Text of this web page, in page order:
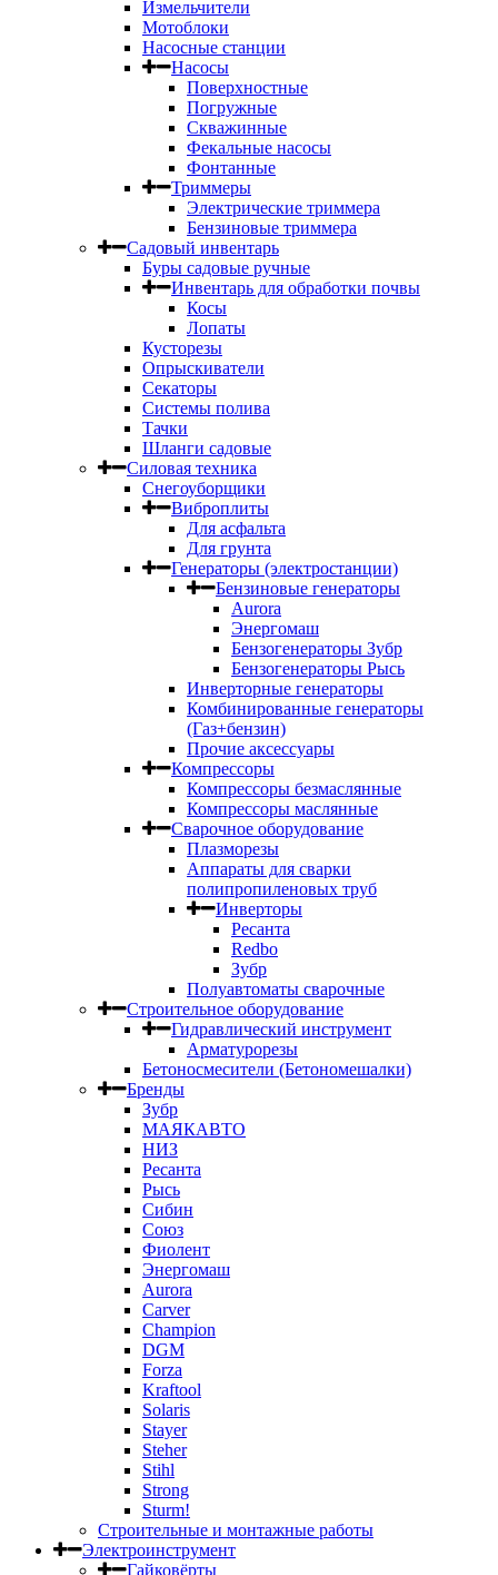
Измельчители
Мотоблоки
Насосные станции
Насосы
Поверхностные
Погружные
Скважинные
Фекальные насосы
Фонтанные
Триммеры
Электрические триммера
Бензиновые триммера
Садовый инвентарь
Буры садовые ручные
Инвентарь для обработки почвы
Косы
Лопаты
Кусторезы
Опрыскиватели
Секаторы
Системы полива
Тачки
Шланги садовые
Силовая техника
Снегоуборщики
Виброплиты
Для асфальта
Для грунта
Генераторы (электростанции)
Бензиновые генераторы
Aurora
Энергомаш
Бензогенераторы Зубр
Бензогенераторы Рысь
Инверторные генераторы
Комбинированные генераторы
(Газ+бензин)
Прочие аксессуары
Компрессоры
Компрессоры безмаслянные
Компрессоры маслянные
Сварочное оборудование
Плазморезы
Аппараты для сварки
полипропиленовых труб
Инверторы
Ресанта
Redbo
Зубр
Полуавтоматы сварочные
Строительное оборудование
Гидравлический инструмент
Арматурорезы
Бетоносмесители (Бетономешалки)
Бренды
Зубр
МАЯКАВТО
НИЗ
Ресанта
Рысь
Сибин
Союз
Фиолент
Энергомаш
Aurora
Carver
Champion
DGM
Forza
Kraftool
Solaris
Stayer
Steher
Stihl
Strong
Sturm!
Строительные и монтажные работы
Электроинструмент
Гайковёрты